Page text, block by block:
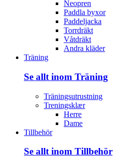
Neopren
Paddla byxor
Paddeljacka
Torrdräkt
Våtdräkt
Andra kläder
Träning
Se allt inom Träning
Träningsutrustning
Treningsklær
Herre
Dame
Tillbehör
Se allt inom Tillbehör